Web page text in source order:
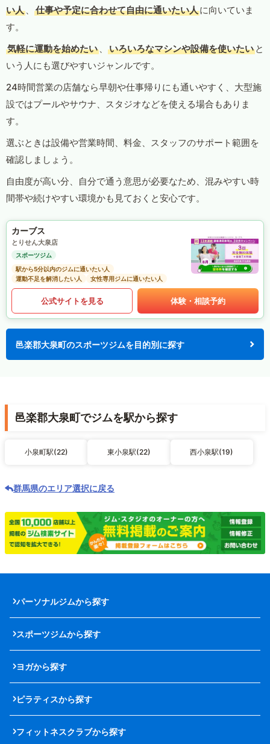
い人 、 仕事や予定に合わせて自由に通いたい人に向いていま
す。
気軽に運動を始めたい 、 いろいろなマシンや設備を使いたい と
いう人にも選びやすいジャンルです。
24時間営業の店舗なら早朝や仕事帰りにも通いやすく、大型施
設ではプールやサウナ、スタジオなどを使える場合もありま
す。
選ぶときは設備や営業時間、料金、スタッフのサポート範囲を
確認しましょう。
自由度が高い分、自分で通う意思が必要なため、混みやすい時
間帯や続けやすい環境かも見ておくと安心です。
カーブス
とりせん大泉店
スポーツジム
駅から5分以内のジムに通いたい人
運動不足を解消したい人
女性専用ジムに通いたい人
公式サイトを見る 体験・相談予約
邑楽郡大泉町のスポーツジムを目的別に探す
邑楽郡大泉町でジムを駅から探す
小泉町駅(22) 東小泉駅(22) 西小泉駅(19)
群馬県のエリア選択に戻る
パーソナルジムから探す
スポーツジムから探す
ヨガから探す
ピラティスから探す
フィットネスクラブから探す